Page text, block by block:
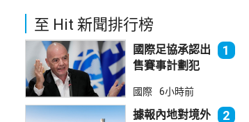
至 Hit 新聞排行榜
國際足協承認出
售賽事計劃犯
持恩芬天奴
1
國際 6小時前
據報內地對境外 2